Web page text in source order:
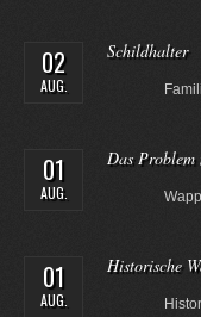
02
AUG.
Schildhalter
01
AUG.
Das Problem
01
AUG.
Historische